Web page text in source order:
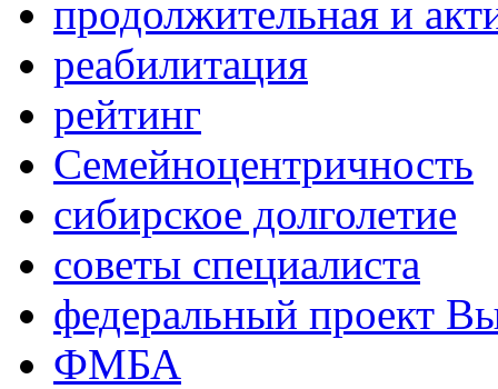
продолжительная и
реабилитация
рейтинг
Семейноцентричность
сибирское долголетие
советы специалиста
федеральный проект
ФМБА